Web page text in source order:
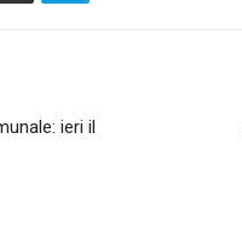
ieri il